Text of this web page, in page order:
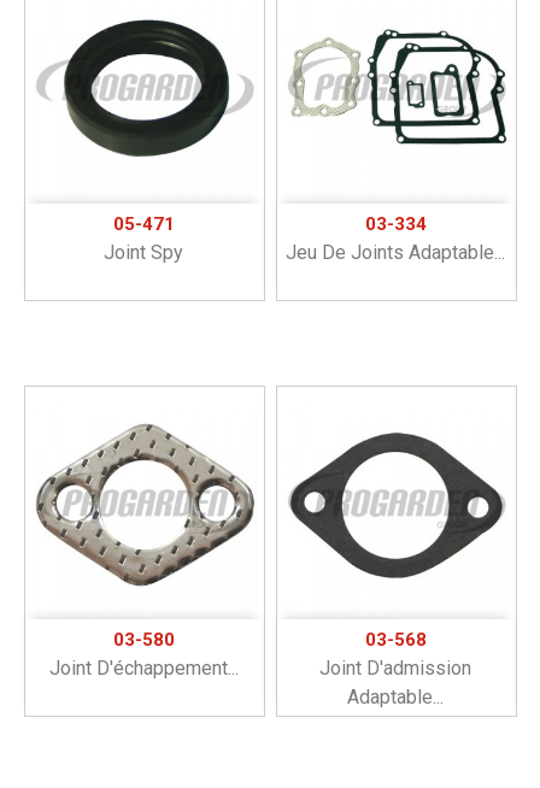
05-471
Joint Spy
03-334
Jeu De Joints Adaptable...
03-580
Joint D'échappement...
03-568
Joint D'admission
Adaptable...